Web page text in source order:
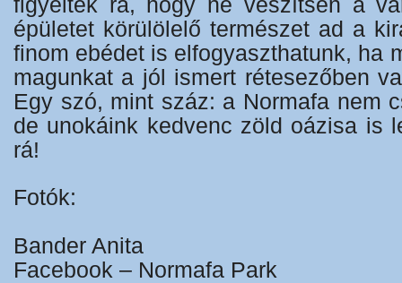
épületet körülölelő természet ad a
finom ebédet is elfogyaszthatunk, ha
magunkat a jól ismert rétesezőben
Egy szó, mint száz: a Normafa nem
de unokáink kedvenc zöld oázisa is
rá!
Fotók:
Bander Anita
Facebook – Normafa Park